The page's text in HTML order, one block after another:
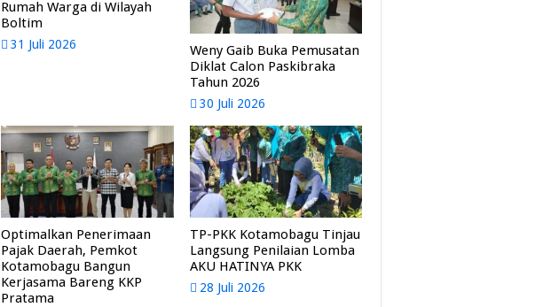
Rumah Warga di Wilayah
Boltim
31 Juli 2026
Weny Gaib Buka Pemusatan
Diklat Calon Paskibraka
Tahun 2026
30 Juli 2026
Optimalkan Penerimaan
Pajak Daerah, Pemkot
Kotamobagu Bangun
Kerjasama Bareng KKP
Pratama
TP-PKK Kotamobagu Tinjau
Langsung Penilaian Lomba
AKU HATINYA PKK
28 Juli 2026